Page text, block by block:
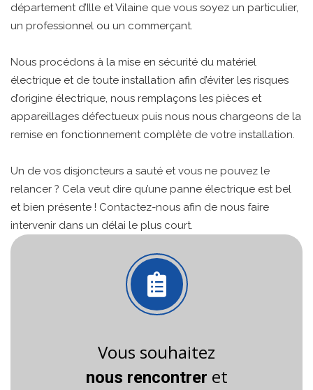
département d’Ille et Vilaine que vous soyez un particulier,
un professionnel ou un commerçant.
Nous procédons à la mise en sécurité du matériel
électrique et de toute installation afin d’éviter les risques
d’origine électrique, nous remplaçons les pièces et
appareillages défectueux puis nous nous chargeons de la
remise en fonctionnement complète de votre installation.
Un de vos disjoncteurs a sauté et vous ne pouvez le
relancer ? Cela veut dire qu’une panne électrique est bel
et bien présente ! Contactez-nous afin de nous faire
intervenir dans un délai le plus court.
Vous souhaitez
nous rencontrer et